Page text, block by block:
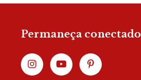
Permaneça conectado